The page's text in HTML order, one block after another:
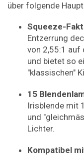
über folgende
Squeeze-
Entzerrung
von 2,55:1
und bietet so
"klassischen"
15
Irisblende mit
und
Lichter.
Kompatibel